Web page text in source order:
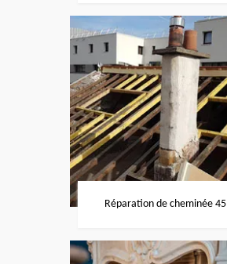
Réparation de cheminée 45